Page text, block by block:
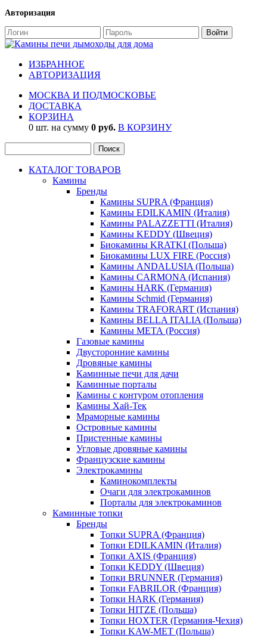
Авторизация
ИЗБРАННОЕ
АВТОРИЗАЦИЯ
МОСКВА И ПОДМОСКОВЬЕ
ДОСТАВКА
КОРЗИНА
0 шт. на сумму 0 руб. В КОРЗИНУ
КАТАЛОГ ТОВАРОВ
Камины
Бренды
Камины SUPRA (Франция)
Камины EDILKAMIN (Италия)
Камины PALAZZETTI (Италия)
Камины KEDDY (Швеция)
Биокамины KRATKI (Польша)
Биокамины LUX FIRE (Россия)
Камины ANDALUSIA (Польша)
Камины CARMONA (Испания)
Камины HARK (Германия)
Камины Schmid (Германия)
Камины TRAFORART (Испания)
Камины BELLA ITALIA (Польша)
Камины МЕТА (Россия)
Газовые камины
Двусторонние камины
Дровяные камины
Каминные печи для дачи
Каминные порталы
Камины с контуром отопления
Камины Хай-Тек
Мраморные камины
Островные камины
Пристенные камины
Угловые дровяные камины
Французские камины
Электрокамины
Каминокомплекты
Очаги для электрокаминов
Порталы для электрокаминов
Каминные топки
Бренды
Топки SUPRA (Франция)
Топки EDILKAMIN (Италия)
Топки AXIS (Франция)
Топки KEDDY (Швеция)
Топки BRUNNER (Германия)
Топки FABRILOR (Франция)
Топки HARK (Германия)
Топки HITZE (Польша)
Топки HOXTER (Германия-Чехия)
Топки KAW-MET (Польша)